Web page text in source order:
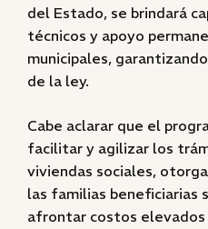
del Estado, se brindará
técnicos y apoyo
municipales,
de la ley.
Cabe aclarar que el
facilitar y agilizar los
viviendas sociales,
las familias beneficiarias
afrontar costos